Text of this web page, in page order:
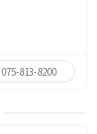
075-813-8200